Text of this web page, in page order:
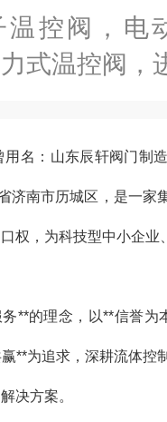
温控阀，电
式温控阀，
名：山东辰轩阀门制
济南市历城区，是一家
权，为科技型中小企业
**的理念，以**信誉为
**为追求，深耕流体控
决方案。